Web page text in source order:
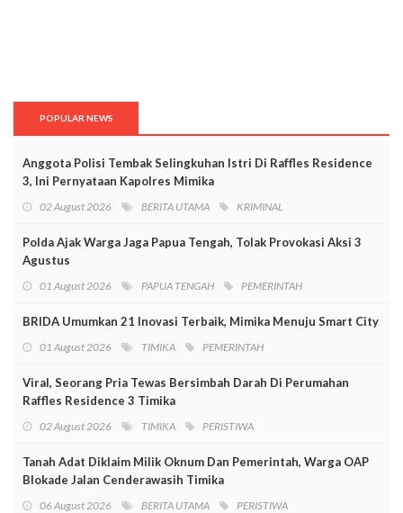
POPULAR NEWS
Anggota Polisi Tembak Selingkuhan Istri Di Raffles Residence
3, Ini Pernyataan Kapolres Mimika
02 August 2026 BERITA UTAMA KRIMINAL
Polda Ajak Warga Jaga Papua Tengah, Tolak Provokasi Aksi 3
Agustus
01 August 2026 PAPUA TENGAH PEMERINTAH
BRIDA Umumkan 21 Inovasi Terbaik, Mimika Menuju Smart City
01 August 2026 TIMIKA PEMERINTAH
Viral, Seorang Pria Tewas Bersimbah Darah Di Perumahan
Raffles Residence 3 Timika
02 August 2026 TIMIKA PERISTIWA
Tanah Adat Diklaim Milik Oknum Dan Pemerintah, Warga OAP
Blokade Jalan Cenderawasih Timika
06 August 2026 BERITA UTAMA PERISTIWA